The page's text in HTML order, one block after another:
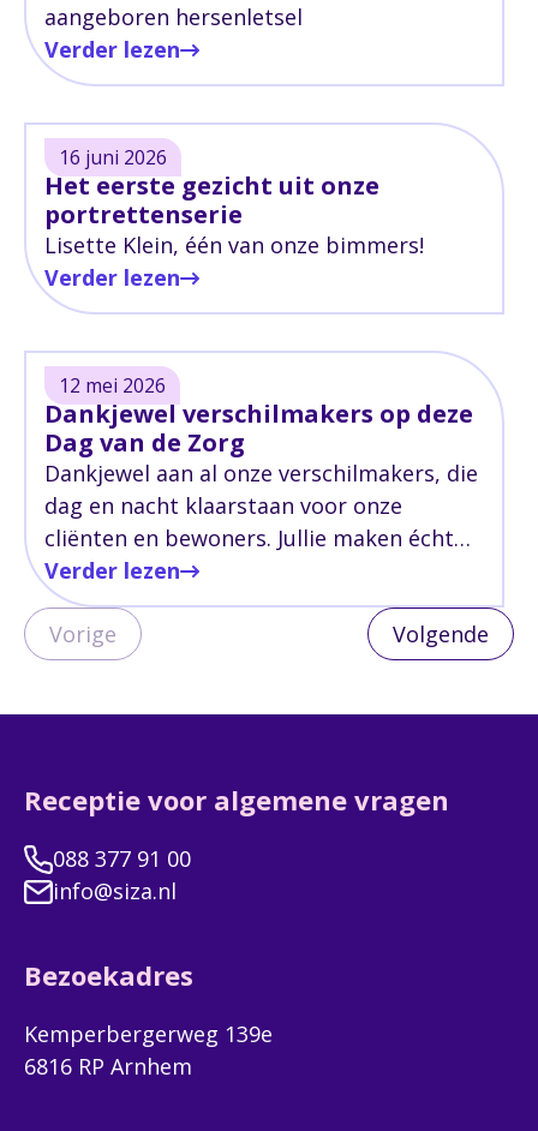
aangeboren hersenletsel
Verder lezen
Het eerste gezicht uit onze
portrettenserie
16 juni 2026
Lisette Klein, één van onze bimmers!
Verder lezen
Dankjewel verschilmakers op deze
Dag van de Zorg
12 mei 2026
Dankjewel aan al onze verschilmakers, die
dag en nacht klaarstaan voor onze
cliënten en bewoners. Jullie maken écht
het verschil.
Verder lezen
Vorige Volgende
Receptie voor algemene vragen
088 377 91 00
info@siza.nl
Bezoekadres
Kemperbergerweg 139e
6816 RP Arnhem